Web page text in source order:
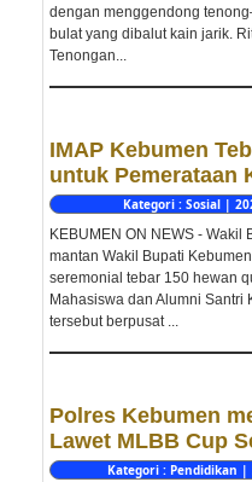
dengan menggendong
bulat yang dibalut kain jarik.
Tenongan...
IMAP Kebumen
untuk Pemerataan
Kategori : Sosial |
KEBUMEN ON NEWS -
mantan Wakil Bupati
seremonial tebar 150 hewan
Mahasiswa dan Alumni Santri
tersebut berpusat ...
Polres Kebumen
Lawet MLBB Cup
Kategori : Pendidikan |